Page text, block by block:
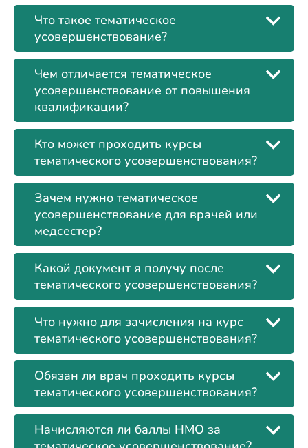
Что такое тематическое
усовершенствование?
Чем отличается тематическое
усовершенствование от повышения
квалификации?
Кто может проходить курсы
тематического усовершенствования?
Зачем нужно тематическое
усовершенствование для врачей или
медсестер?
Какой документ я получу после
тематического усовершенствования?
Что нужно для зачисления на курс
тематического усовершенствования?
Обязан ли врач проходить курсы
тематического усовершенствования?
Начисляются ли баллы НМО за